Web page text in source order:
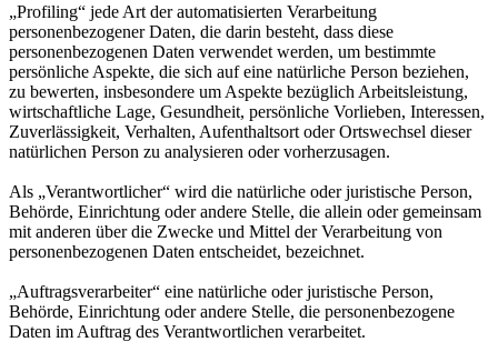
„Profiling“ jede Art der automatisierten Verarbeitung
personenbezogener Daten, die darin besteht, dass diese
personenbezogenen Daten verwendet werden, um bestimmte
persönliche Aspekte, die sich auf eine natürliche Person beziehen,
zu bewerten, insbesondere um Aspekte bezüglich Arbeitsleistung,
wirtschaftliche Lage, Gesundheit, persönliche Vorlieben, Interessen,
Zuverlässigkeit, Verhalten, Aufenthaltsort oder Ortswechsel dieser
natürlichen Person zu analysieren oder vorherzusagen.
Als „Verantwortlicher“ wird die natürliche oder juristische Person,
Behörde, Einrichtung oder andere Stelle, die allein oder gemeinsam
mit anderen über die Zwecke und Mittel der Verarbeitung von
personenbezogenen Daten entscheidet, bezeichnet.
„Auftragsverarbeiter“ eine natürliche oder juristische Person,
Behörde, Einrichtung oder andere Stelle, die personenbezogene
Daten im Auftrag des Verantwortlichen verarbeitet.